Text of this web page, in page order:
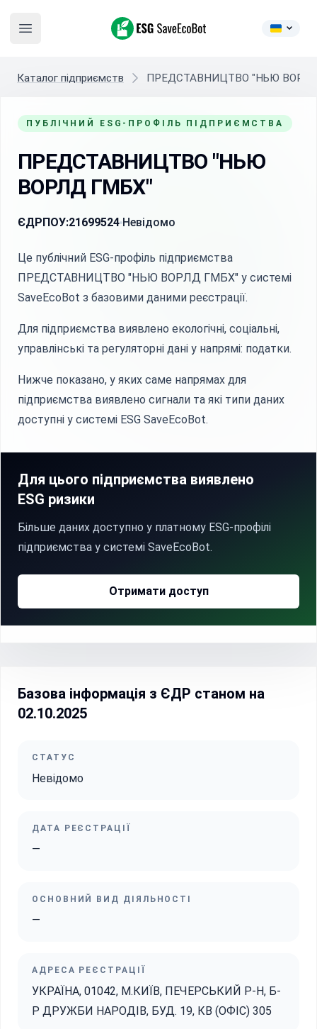
Open main menu
ESG SaveEcoBot
Каталог підприємств ПРЕДСТАВНИЦТВО "НЬЮ
ПУБЛІЧНИЙ ESG-ПРОФІЛЬ ПІДПРИЄМСТВА
ПРЕДСТАВНИЦТВО "НЬЮ
ВОРЛД ГМБХ"
ЄДРПОУ:21699524 Невідомо
Це публічний ESG-профіль підприємства
ПРЕДСТАВНИЦТВО "НЬЮ ВОРЛД ГМБХ" у системі
SaveEcoBot з базовими даними реєстрації.
Для підприємства виявлено екологічні, соціальні,
управлінські та регуляторні дані у напрямі: податки.
Нижче показано, у яких саме напрямах для
підприємства виявлено сигнали та які типи даних
доступні у системі ESG SaveEcoBot.
Для цього підприємства виявлено
ESG ризики
Більше даних доступно у платному ESG-профілі
підприємства у системі SaveEcoBot.
Отримати доступ
Базова інформація з ЄДР станом на
02.10.2025
СТАТУС
Невідомо
ДАТА РЕЄСТРАЦІЇ
—
ОСНОВНИЙ ВИД ДІЯЛЬНОСТІ
—
АДРЕСА РЕЄСТРАЦІЇ
УКРАЇНА, 01042, М.КИЇВ, ПЕЧЕРСЬКИЙ Р-Н, Б-
Р ДРУЖБИ НАРОДІВ, БУД. 19, КВ (ОФІС) 305